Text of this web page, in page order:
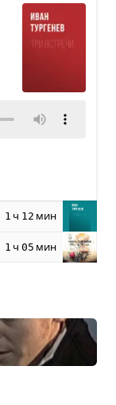
1 ч 12 мин
1 ч 05 мин